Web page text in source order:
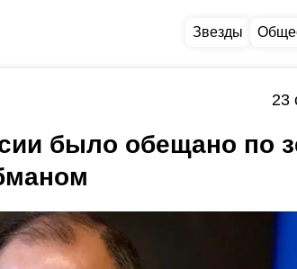
Звезды
23
было обещано по